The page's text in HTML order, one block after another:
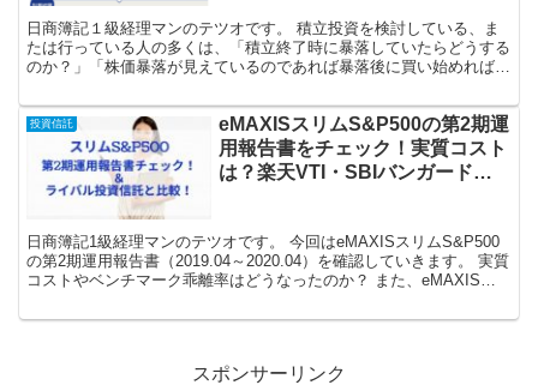
日商簿記１級経理マンのテツオです。 積立投資を検討している、ま
たは行っている人の多くは、「積立終了時に暴落していたらどうする
のか？」「株価暴落が見えているのであれば暴落後に買い始めればよ
投資信託
eMAXISスリムS&P500の第2期運
用報告書をチェック！実質コスト
は？楽天VTI・SBIバンガードと
日商簿記1級経理マンのテツオです。 今回はeMAXISスリムS&P500
の第2期運用報告書（2019.04～2020.04）を確認していきます。 実質
コストやベンチマーク乖離率はどうなったのか？ また、eMAXISス
スポンサーリンク